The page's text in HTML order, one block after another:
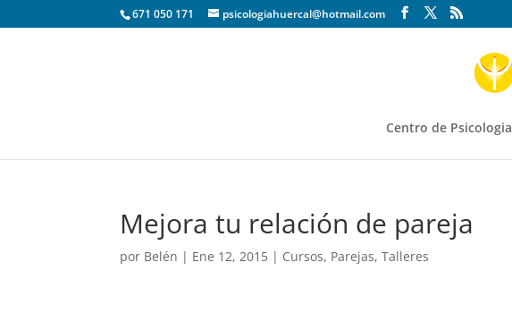
671 050 171 psicologiahuercal@hotmail.com
Centro de Psicologia
Mejora tu relación de pareja
por Belén | Ene 12, 2015 | Cursos, Parejas,Talleres